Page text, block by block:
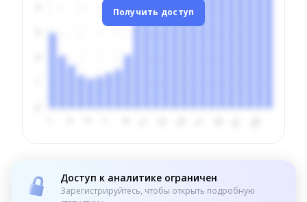
Получить доступ
Доступ к аналитике ограничен
Зарегистрируйтесь, чтобы открыть подробную